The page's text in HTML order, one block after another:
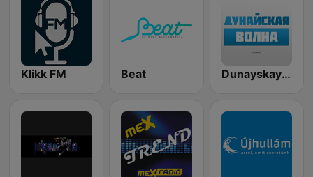
Klikk FM Beat Dunayskaya Volna (Дунайская Волна)